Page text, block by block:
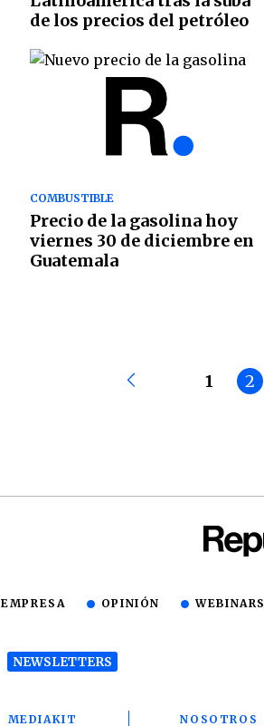
de los precios del petróleo
COMBUSTIBLE
Precio de la gasolina hoy
viernes 30 de diciembre en
Guatemala
1 2
EMPRESA OPINIÓN WEBINARS
NEWSLETTERS
MEDIAKIT NOSOTROS